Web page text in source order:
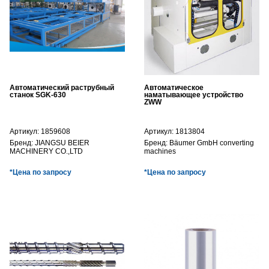
Автоматический раструбный
станок SGK-630
Артикул: 1859608
Бренд: JIANGSU BEIER
MACHINERY CO.,LTD
*Цена по запросу
Автоматическое
наматывающее устройство
ZWW
Артикул: 1813804
Бренд: Bäumer GmbH converting
machines
*Цена по запросу